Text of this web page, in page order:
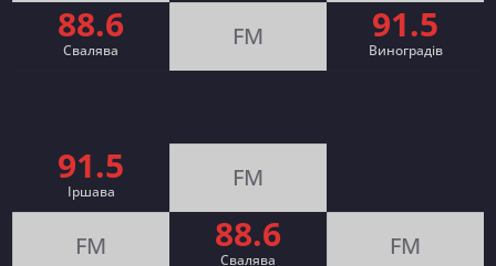
88.6
Свалява FM 91.5
Виноградів
91.5
Іршава FM
FM 88.6
Cвалява FM